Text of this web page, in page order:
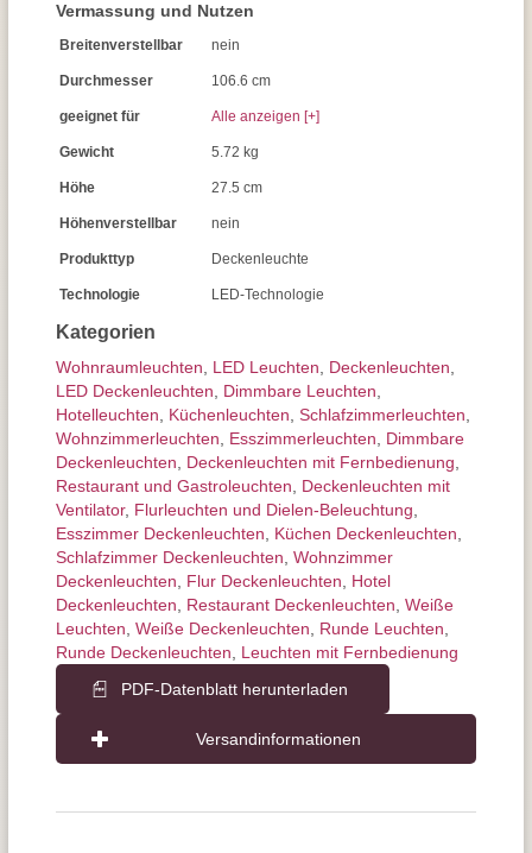
Kategorien
Wohnraum­leuchten LED Leuchten Decken­leuchten
LED Deckenleuchten
Dimmbare Leuchten
Hotelleuchten
Küchenleuchten Schlafzimmer­leuchten
Wohnzimmer­leuchten
Esszimmer­­leuchten
Dimmbare
Deckenleuchten
Deckenleuchten mit Fernbedienung
Restaurant und Gastroleuchten
Deckenleuchten mit
Ventilator, Flurleuchten und Dielen-Beleuchtung
Esszimmer Deckenleuchten
Küchen Deckenleuchten
Schlafzimmer Deckenleuchten Wohnzimmer
Deckenleuchten
Flur Deckenleuchten
Hotel
Deckenleuchten
Restaurant Deckenleuchten Weiße
Leuchten Weiße Deckenleuchten Runde Leuchten
Runde Deckenleuchten
Leuchten mit Fernbedienung
PDF-Datenblatt herunterladen
Versandinformationen
Vermassung und Nutzen
Breitenverstellbar nein
Durchmesser 106.6 cm
geeignet für Alle anzeigen [+]
Gewicht 5.72 kg
Höhe 27.5 cm
Höhenverstellbar nein
Produkttyp Deckenleuchte
Technologie LED-Technologie